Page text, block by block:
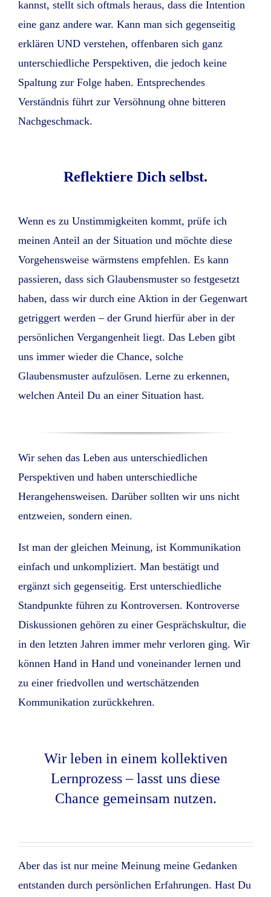
kannst, stellt sich oftmals heraus, dass die Intention
eine ganz andere war. Kann man sich gegenseitig
erklären UND verstehen, offenbaren sich ganz
unterschiedliche Perspektiven, die jedoch keine
Spaltung zur Folge haben. Entsprechendes
Verständnis führt zur Versöhnung ohne bitteren
Nachgeschmack.
Reflektiere Dich selbst.
Wenn es zu Unstimmigkeiten kommt, prüfe ich
meinen Anteil an der Situation und möchte diese
Vorgehensweise wärmstens empfehlen. Es kann
passieren, dass sich Glaubensmuster so festgesetzt
haben, dass wir durch eine Aktion in der Gegenwart
getriggert werden – der Grund hierfür aber in der
persönlichen Vergangenheit liegt. Das Leben gibt
uns immer wieder die Chance, solche
Glaubensmuster aufzulösen. Lerne zu erkennen,
welchen Anteil Du an einer Situation hast.
Wir sehen das Leben aus unterschiedlichen
Perspektiven und haben unterschiedliche
Herangehensweisen. Darüber sollten wir uns nicht
entzweien, sondern einen.
Ist man der gleichen Meinung, ist Kommunikation
einfach und unkompliziert. Man bestätigt und
ergänzt sich gegenseitig. Erst unterschiedliche
Standpunkte führen zu Kontroversen. Kontroverse
Diskussionen gehören zu einer Gesprächskultur, die
in den letzten Jahren immer mehr verloren ging. Wir
können Hand in Hand und voneinander lernen und
zu einer friedvollen und wertschätzenden
Kommunikation zurückkehren.
Wir leben in einem kollektiven
Lernprozess – lasst uns diese
Chance gemeinsam nutzen.
Aber das ist nur meine Meinung meine Gedanken
entstanden durch persönlichen Erfahrungen. Hast Du